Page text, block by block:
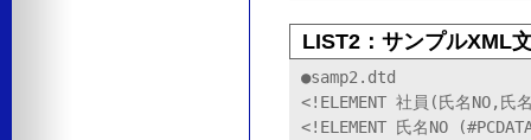
LIST2：サンプルXML
●samp2.dtd
<!ELEMENT 社員(氏名NO,氏
<!ELEMENT 氏名NO